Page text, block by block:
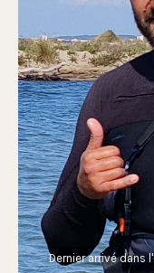
Dernier arrivé dans